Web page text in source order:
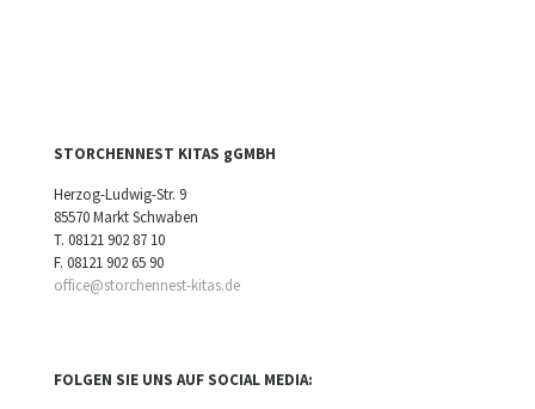
STORCHENNEST KITAS gGMBH
Herzog-Ludwig-Str. 9
85570 Markt Schwaben
T. 08121 902 87 10
F. 08121 902 65 90
office@storchennest-kitas.de
FOLGEN SIE UNS AUF SOCIAL MEDIA: